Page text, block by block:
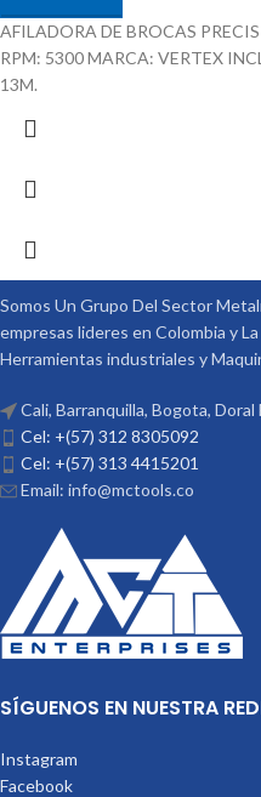
AFILADORA DE BROCAS
RPM: 5300 MARCA: VERTEX
13M.
Somos Un Grupo Del Sector
empresas lideres en Colombia y
Herramientas industriales y
Cali, Barranquilla, Bogota, Doral
Cel: +(57) 312 8305092
Cel: +(57) 313 4415201
Email: info@mctools.co
SÍGUENOS EN NUESTRA
Instagram
Facebook